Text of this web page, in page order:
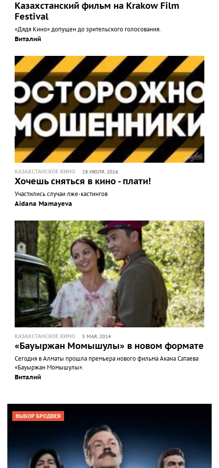
Казахстанский фильм на Krakow Film
Festival
«Дядя Кино» допущен до зрительского голосования.
Виталий
КАЗАХСТАНСКОЕ КИНО 28 ИЮЛЯ, 2016
Хочешь сняться в кино - плати!
Участились случаи лже-кастингов
Aidana Mamayeva
КАЗАХСТАНСКОЕ КИНО 5 МАЯ, 2014
«Бауыржан Момышулы» в новом формате
Сегодня в Алматы прошла премьера нового фильма Акана Сатаева
«Бауыржан Момышулы».
Виталий
ВЫБОР БРОДВЕЯ